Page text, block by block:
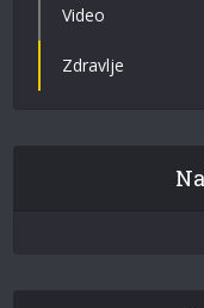
Video
Zdravlje